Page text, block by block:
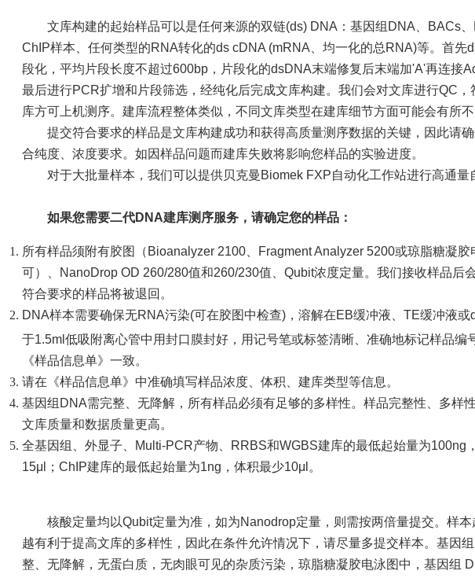
文库构建的起始样品可以是任何来源的双链(ds) DNA：基因组DNA、BACs、
ChIP样本、任何类型的RNA转化的ds cDNA (mRNA、均一化的总RNA)等。首先
段化，平均片段长度不超过600bp，片段化的dsDNA末端修复后末端加'A'再连接
最后进行PCR扩增和片段筛选，经纯化后完成文库构建。我们会对文库进行QC，
库方可上机测序。建库流程整体类似，不同文库类型在建库细节方面可能会有所不
提交符合要求的样品是文库构建成功和获得高质量测序数据的关键，因此请
合纯度、浓度要求。如因样品问题而建库失败将影响您样品的实验进度。
对于大批量样本，我们可以提供贝克曼Biomek FXP自动化工作站进行高通量
如果您需要二代DNA建库测序服务，请确定您的样品：
所有样品须附有胶图（Bioanalyzer 2100、Fragment Analyzer 5200或琼脂糖凝胶
可）、NanoDrop OD 260/280值和260/230值、Qubit浓度定量。我们接收样品后
符合要求的样品将被退回。
DNA样本需要确保无RNA污染(可在胶图中检查)，溶解在EB缓冲液、TE缓冲液或
于1.5ml低吸附离心管中用封口膜封好，用记号笔或标签清晰、准确地标记样品编
《样品信息单》一致。
请在《样品信息单》中准确填写样品浓度、体积、建库类型等信息。
基因组DNA需完整、无降解，所有样品必须有足够的多样性。样品完整性、多样
文库质量和数据质量更高。
全基因组、外显子、Multi-PCR产物、RRBS和WGBS建库的最低起始量为100ng
15μl；ChIP建库的最低起始量为1ng，体积最少10μl。
核酸定量均以Qubit定量为准，如为Nanodrop定量，则需按两倍量提交。样本
越有利于提高文库的多样性，因此在条件允许情况下，请尽量多提交样本。基因
整、无降解，无蛋白质，无肉眼可见的杂质污染，琼脂糖凝胶电泳图中，基因组